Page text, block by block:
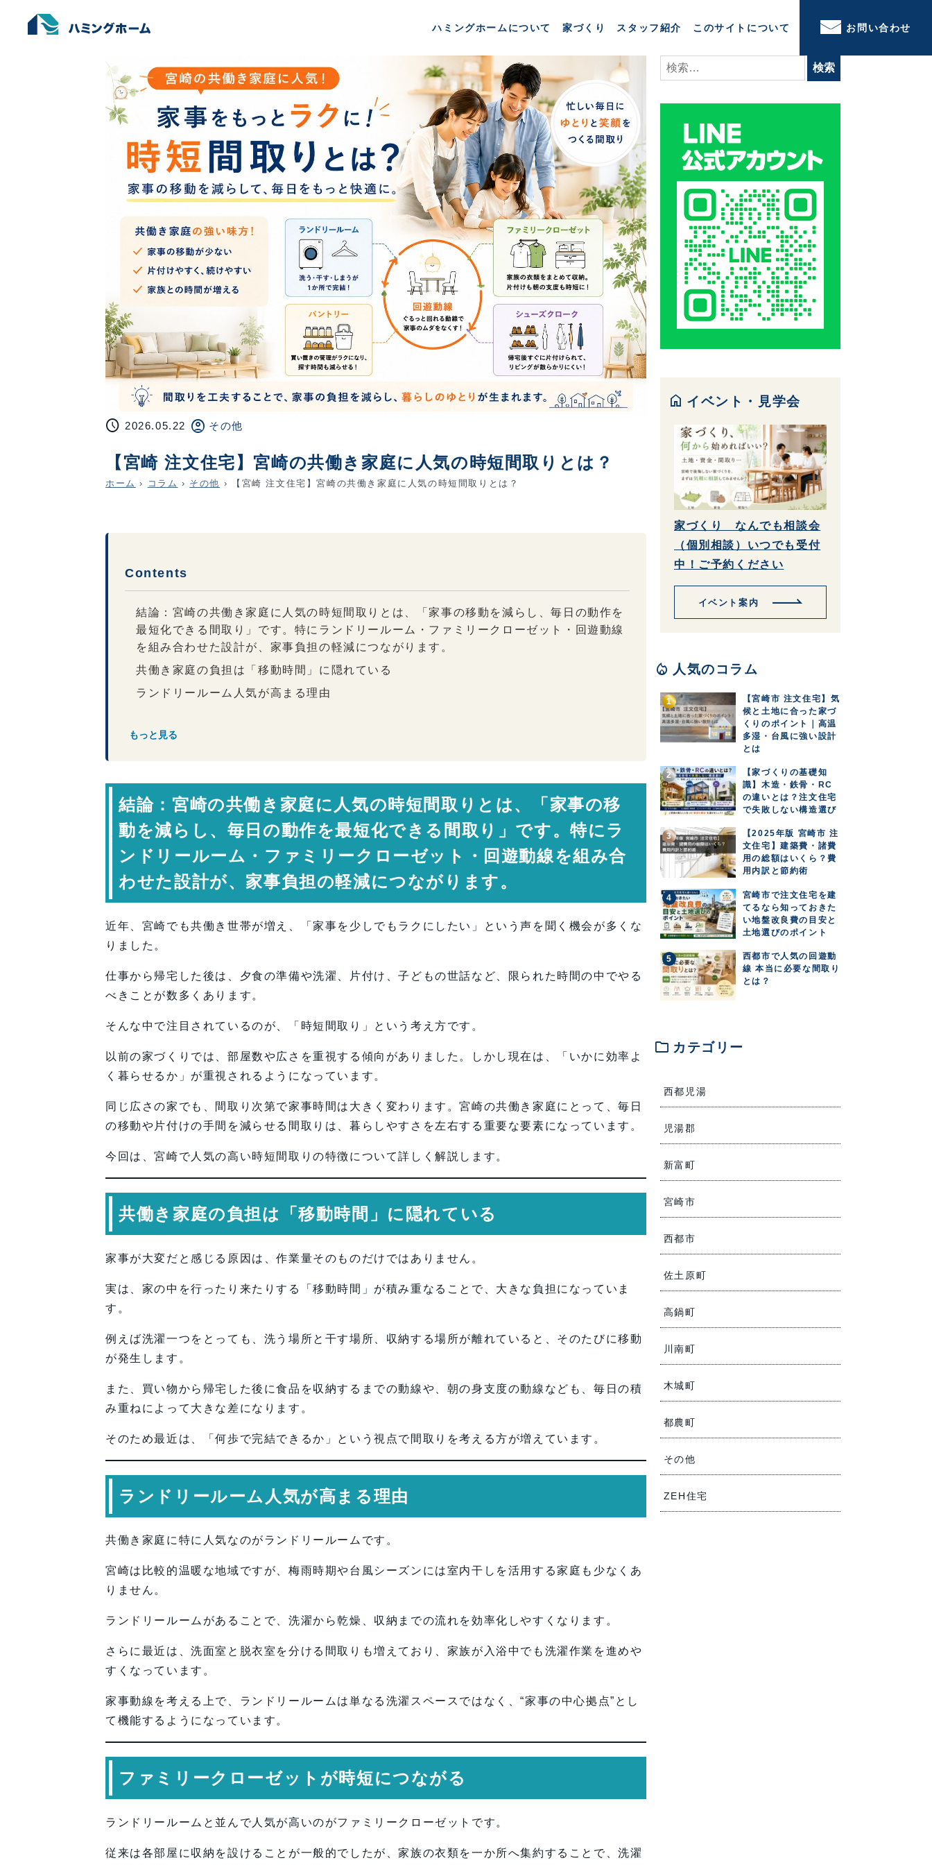
ハミングホームについて 家づくり スタッフ紹介 このサイトについて お問い合わせ
schedule 2026.05.22 account_circle その他
【宮崎 注文住宅】宮崎の共働き家庭に人気の時短間取りとは？
ホーム › コラム › その他 › 【宮崎 注文住宅】宮崎の共働き家庭に人気の時短間取りとは？
Contents
結論：宮崎の共働き家庭に人気の時短間取りとは、「家事の移動を減らし、毎日の動作を
最短化できる間取り」です。特にランドリールーム・ファミリークローゼット・回遊動線
を組み合わせた設計が、家事負担の軽減につながります。
共働き家庭の負担は「移動時間」に隠れている
ランドリールーム人気が高まる理由
共働き家庭に人気の時短設備
玄関収納の充実が片付けをラクにする
子育て世帯は見守りやすさも重要
時短間取りは「広さ」より「配置」が重要
共働き家庭が重視する間取りポイント
専門家コメント
FAQ
もっと見る
結論：宮崎の共働き家庭に人気の時短間取りとは、「家事の移
動を減らし、毎日の動作を最短化できる間取り」です。特にラ
ンドリールーム・ファミリークローゼット・回遊動線を組み合
わせた設計が、家事負担の軽減につながります。
近年、宮崎でも共働き世帯が増え、「家事を少しでもラクにしたい」という声を聞く機会が多くな
りました。
仕事から帰宅した後は、夕食の準備や洗濯、片付け、子どもの世話など、限られた時間の中でやる
べきことが数多くあります。
そんな中で注目されているのが、「時短間取り」という考え方です。
以前の家づくりでは、部屋数や広さを重視する傾向がありました。しかし現在は、「いかに効率よ
く暮らせるか」が重視されるようになっています。
同じ広さの家でも、間取り次第で家事時間は大きく変わります。宮崎の共働き家庭にとって、毎日
の移動や片付けの手間を減らせる間取りは、暮らしやすさを左右する重要な要素になっています。
今回は、宮崎で人気の高い時短間取りの特徴について詳しく解説します。
共働き家庭の負担は「移動時間」に隠れている
家事が大変だと感じる原因は、作業量そのものだけではありません。
実は、家の中を行ったり来たりする「移動時間」が積み重なることで、大きな負担になっていま
す。
例えば洗濯一つをとっても、洗う場所と干す場所、収納する場所が離れていると、そのたびに移動
が発生します。
また、買い物から帰宅した後に食品を収納するまでの動線や、朝の身支度の動線なども、毎日の積
み重ねによって大きな差になります。
そのため最近は、「何歩で完結できるか」という視点で間取りを考える方が増えています。
ランドリールーム人気が高まる理由
共働き家庭に特に人気なのがランドリールームです。
宮崎は比較的温暖な地域ですが、梅雨時期や台風シーズンには室内干しを活用する家庭も少なくあ
りません。
ランドリールームがあることで、洗濯から乾燥、収納までの流れを効率化しやすくなります。
さらに最近は、洗面室と脱衣室を分ける間取りも増えており、家族が入浴中でも洗濯作業を進めや
すくなっています。
家事動線を考える上で、ランドリールームは単なる洗濯スペースではなく、“家事の中心拠点”とし
て機能するようになっています。
ファミリークローゼットが時短につながる
ランドリールームと並んで人気が高いのがファミリークローゼットです。
従来は各部屋に収納を設けることが一般的でしたが、家族の衣類を一か所へ集約することで、洗濯
検
索:
home イベント・見学会
家づくり なんでも相談会
（個別相談）いつでも受付
中！ご予約ください
イベント案内
local_fire_department 人気のコラム
【宮崎市 注文住宅】気
候と土地に合った家づ
くりのポイント｜高温
多湿・台風に強い設計
とは
【家づくりの基礎知
識】木造・鉄骨・RC
の違いとは？注文住宅
で失敗しない構造選び
【2025年版 宮崎市 注
文住宅】建築費・諸費
用の総額はいくら？費
用内訳と節約術
宮崎市で注文住宅を建
てるなら知っておきた
い地盤改良費の目安と
土地選びのポイント
西都市で人気の回遊動
線 本当に必要な間取り
とは？
folder カテゴリー
西都児湯
児湯郡
新富町
宮崎市
西都市
佐土原町
高鍋町
川南町
木城町
都農町
その他
ZEH住宅